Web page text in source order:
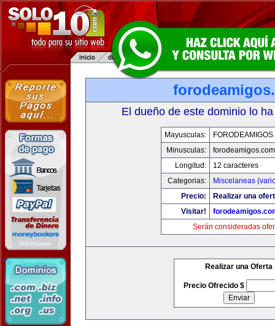
El dueño de este dominio lo
Mayusculas:
Minusculas:
forodeamigos.com
Longitud:
12 caracteres
Categorias:
Miscelaneas
Precio:
Realizar una
Visitar!
Serán consideradas
Realizar una Oferta
Precio Ofrecido $